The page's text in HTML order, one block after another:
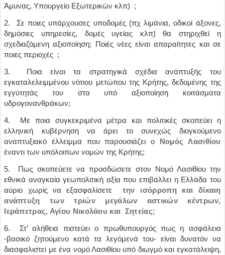
Άμυνας, Υπουργείο Εξωτερικών κλπ) ;
2. Σε ποιες υπάρχουσες υποδομές (πχ λιμάνια, οδικοί άξονες,
δημόσιες υπηρεσίες, δομές υγείας κλπ) θα στηριχθεί η
σχεδιαζόμενη αξιοποίηση; Ποιές νέες είναι απαραίτητες και σε
ποιες περιοχές ;
3. Ποια είναι τα στρατηγικά σχέδια ανάπτυξής του
εγκαταλελειμμένου νότιου μετώπου της Κρήτης, δεδομένης της
εγγύτητάς του στα υπό αξιοποίηση κοιτάσματα
υδρογονανθράκων;
4. Με ποια συγκεκριμένα μέτρα και πολιτικές σκοπεύει η
ελληνική κυβέρνηση να άρει το συνεχώς διογκούμενο
αναπτυξιακό έλλειμμα που παρουσιάζει ο Νομός Λασιθίου
έναντι των υπόλοιπων νομών της Κρήτης;
5. Πως σκοπεύετε να προσδώσετε στον Νομό Λασιθίου την
εθνικά αναγκαία γεωπολιτική αξία που επιβάλλει η Ελλάδα του
αύριο χωρίς να εξασφαλίσετε την ισόρροπη και δίκαιη
ανάπτυξη των τριών μεγάλων αστικών κέντρων,
Ιεράπετρας, Αγίου Νικολάου και Σητείας;
6. Στ’ αλήθεια πιστεύει ο πρωθυπουργός πως η ασφάλεια
-βασικό ζητούμενο κατά τα λεγόμενά του- είναι δυνατόν να
διασφαλιστεί με ένα νομό Λασιθίου υπό διωγμό και εγκατάλειψη,